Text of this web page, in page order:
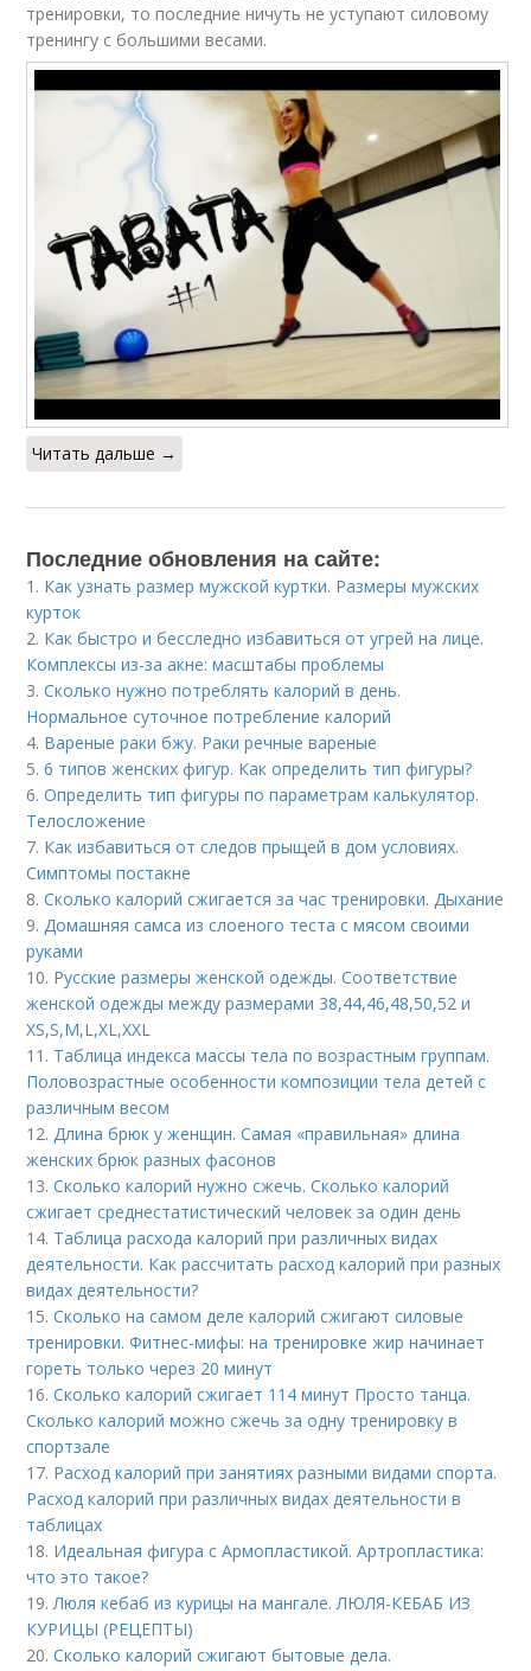
тренировки, то последние ничуть не уступают силовому
тренингу с большими весами.
Читать дальше →
Последние обновления на сайте:
1. Как узнать размер мужской куртки. Размеры мужских
курток
2. Как быстро и бесследно избавиться от угрей на лице.
Комплексы из-за акне: масштабы проблемы
3.Сколько нужно потреблять калорий в день.
Нормальное суточное потребление калорий
4. Вареные раки бжу. Раки речные вареные
5.6 типов женских фигур. Как определить тип фигуры?
6.Определить тип фигуры по параметрам калькулятор.
Телосложение
7. Как избавиться от следов прыщей в дом условиях.
Симптомы постакне
8.Сколько калорий сжигается за час тренировки. Дыхание
9. Домашняя самса из слоеного теста с мясом своими
руками
10. Русские размеры женской одежды. Соответствие
женской одежды между размерами 38,44,46,48,50,52 и
ХS,S,M,L,XL,XXL
11. Таблица индекса массы тела по возрастным группам.
Половозрастные особенности композиции тела детей с
различным весом
12. Длина брюк у женщин. Самая «правильная» длина
женских брюк разных фасонов
13.Сколько калорий нужно сжечь. Сколько калорий
сжигает среднестатистический человек за один день
14. Таблица расхода калорий при различных видах
деятельности. Как рассчитать расход калорий при разных
видах деятельности?
15.Сколько на самом деле калорий сжигают силовые
тренировки. Фитнес-мифы: на тренировке жир начинает
гореть только через 20 минут
16.Сколько калорий сжигает 114 минут Просто танца.
Сколько калорий можно сжечь за одну тренировку в
спортзале
17. Расход калорий при занятиях разными видами спорта.
Расход калорий при различных видах деятельности в
таблицах
18. Идеальная фигура с Армопластикой. Артропластика:
что это такое?
19. Люля кебаб из курицы на мангале. ЛЮЛЯ-КЕБАБ ИЗ
КУРИЦЫ (РЕЦЕПТЫ)
20.Сколько калорий сжигают бытовые дела.